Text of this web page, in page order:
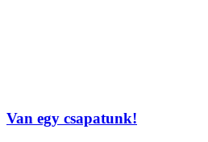
Van egy csapatunk!